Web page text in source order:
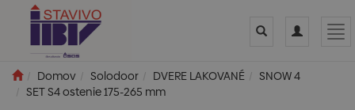
Toggle
Toggle
Domov
Solodoor DVERE LAKOVANÉ
SNOW 4
SET S4 ostenie 175-265 mm